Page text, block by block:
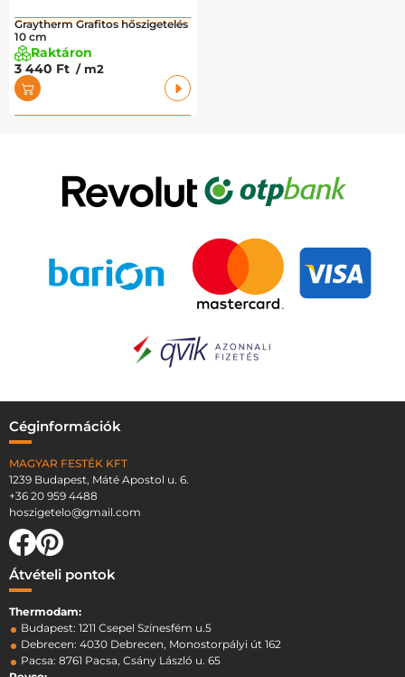
Graytherm Grafitos hőszigetelés
10 cm
Raktáron
3 440 Ft / m2
Céginformációk
MAGYAR FESTÉK KFT
1239 Budapest, Máté Apostol u. 6.
+36 20 959 4488
hoszigetelo@gmail.com
Átvételi pontok
Thermodam:
Budapest: 1211 Csepel Színesfém u.5
Debrecen: 4030 Debrecen, Monostorpályi út 162
Pacsa: 8761 Pacsa, Csány László u. 65